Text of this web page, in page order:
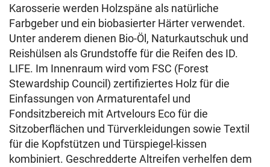
Karosserie werden Holzspäne als natürliche
Farbgeber und ein biobasierter Härter verwendet.
Unter anderem dienen Bio-Öl, Naturkautschuk und
Reishülsen als Grundstoffe für die Reifen des ID.
LIFE. Im Innenraum wird vom FSC (Forest
Stewardship Council) zertifiziertes Holz für die
Einfassungen von Armaturentafel und
Fondsitzbereich mit Artvelours Eco für die
Sitzoberflächen und Türverkleidungen sowie Textil
für die Kopfstützen und Türspiegel-kissen
kombiniert. Geschredderte Altreifen verhelfen dem